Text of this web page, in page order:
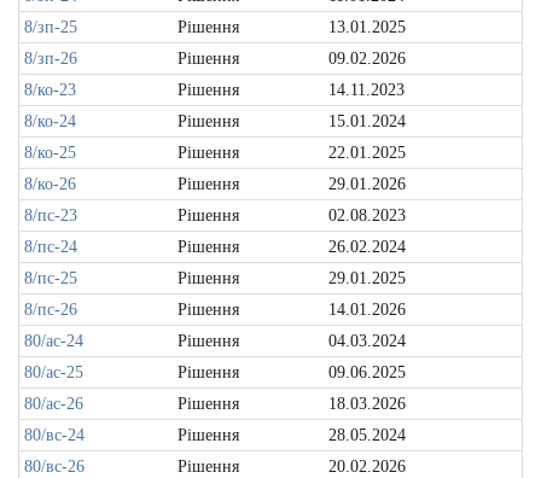
8/зп-25
Рішення
13.01.2025
8/зп-26
Рішення
09.02.2026
8/ко-23
Рішення
14.11.2023
8/ко-24
Рішення
15.01.2024
8/ко-25
Рішення
22.01.2025
8/ко-26
Рішення
29.01.2026
8/пс-23
Рішення
02.08.2023
8/пс-24
Рішення
26.02.2024
8/пс-25
Рішення
29.01.2025
8/пс-26
Рішення
14.01.2026
80/ас-24
Рішення
04.03.2024
80/ас-25
Рішення
09.06.2025
80/ас-26
Рішення
18.03.2026
80/вс-24
Рішення
28.05.2024
80/вс-26
Рішення
20.02.2026